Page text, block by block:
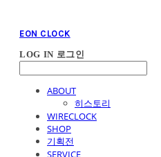
EON CLOCK
LOG IN 로그인
ABOUT
히스토리
WIRECLOCK
SHOP
기획전
SERVICE